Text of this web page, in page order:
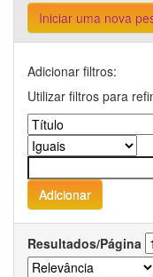
Iniciar uma nova
Adicionar filtros:
Utilizar filtros para
Resultados/Página